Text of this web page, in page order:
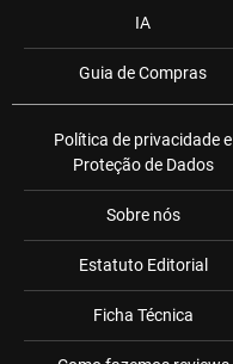
IA
Guia de Compras
Política de privacidade e
Proteção de Dados
Sobre nós
Estatuto Editorial
Ficha Técnica